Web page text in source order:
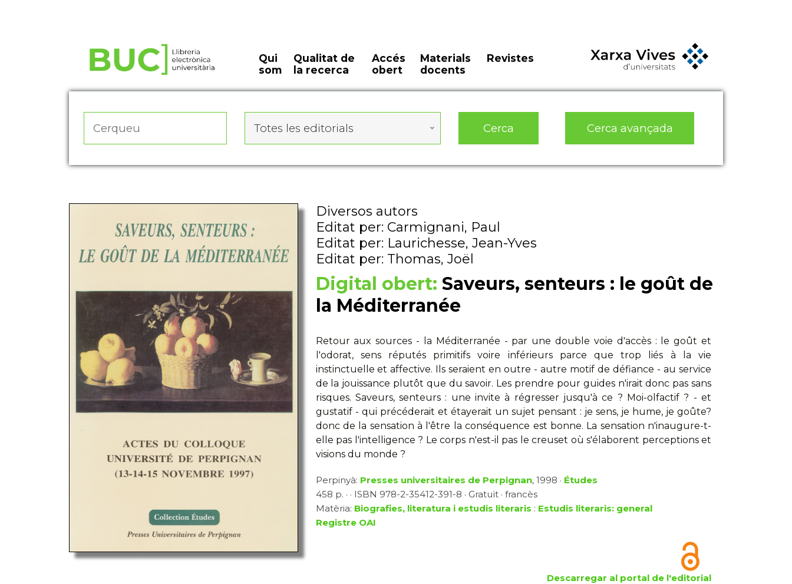
Qui
som
Qualitat de
la recerca
Accés
obert
Materials
docents
Revistes
Totes les editorials Cerca Cerca avançada
Diversos autors
Editat per: Carmignani, Paul
Editat per: Laurichesse, Jean-Yves
Editat per: Thomas, Joël
Digital obert: Saveurs, senteurs : le goût de
la Méditerranée
Retour aux sources - la Méditerranée - par une double voie d'accès : le goût et
l'odorat, sens réputés primitifs voire inférieurs parce que trop liés à la vie
instinctuelle et affective. Ils seraient en outre - autre motif de défiance - au service
de la jouissance plutôt que du savoir. Les prendre pour guides n'irait donc pas sans
risques. Saveurs, senteurs : une invite à régresser jusqu'à ce ? Moi-olfactif ? - et
gustatif - qui précéderait et étayerait un sujet pensant : je sens, je hume, je goûte?
donc de la sensation à l'être la conséquence est bonne. La sensation n'inaugure-t-
elle pas l'intelligence ? Le corps n'est-il pas le creuset où s'élaborent perceptions et
visions du monde ?
Perpinyà: Presses universitaires de Perpignan, 1998 · Études
458 p. · · ISBN 978-2-35412-391-8 · Gratuït · francès
Matèria: Biografies, literatura i estudis literaris : Estudis literaris: general
Registre OAI
Descarregar al portal de l'editorial